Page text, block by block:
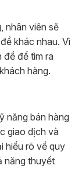
nhân viên sẽ
khác nhau. Vì
đề để tìm ra
hàng.
năng bán hàng
giao dịch và
hiểu rõ về quy
năng thuyết